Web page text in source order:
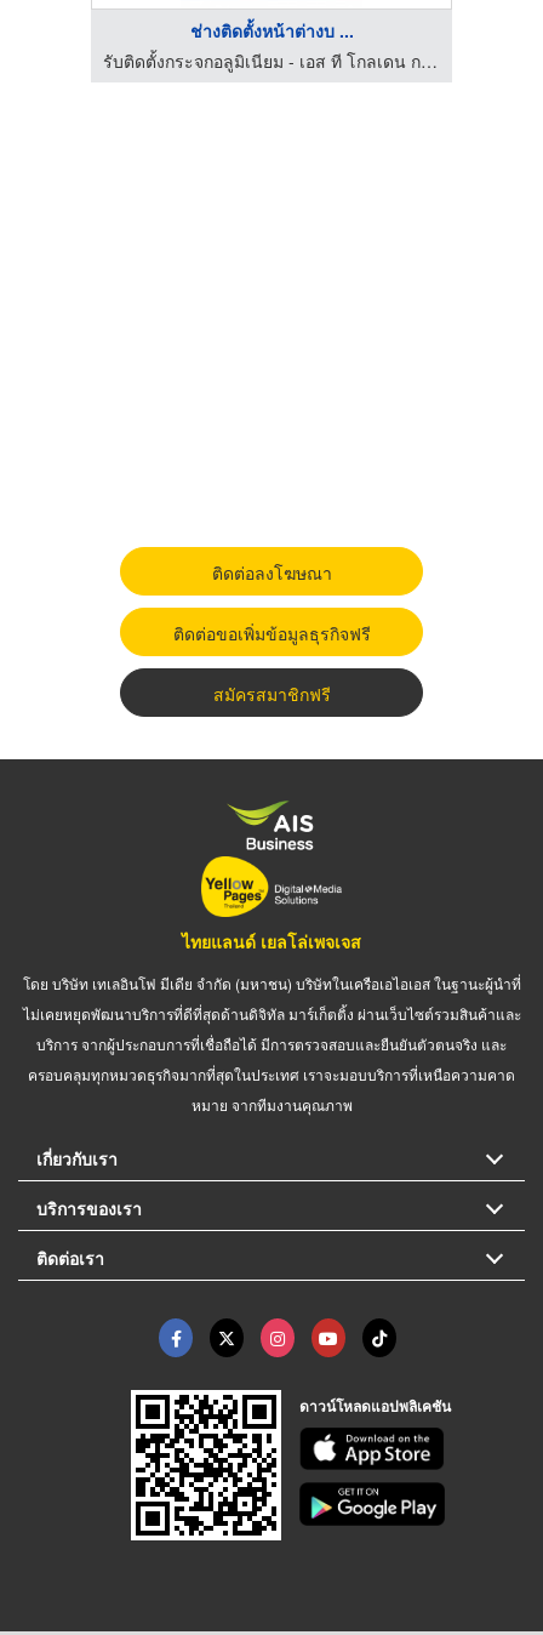
ช่างติดตั้งหน้าต่างบ ...
รับติดตั้งกระจกอลูมิเนียม - เอส ที โกลเดน กลาส
ติดต่อลงโฆษณา
ติดต่อขอเพิ่มข้อมูลธุรกิจฟรี
สมัครสมาชิกฟรี
ไทยแลนด์ เยลโล่เพจเจส
โดย บริษัท เทเลอินโฟ มีเดีย จำกัด (มหาชน) บริษัทในเครือเอไอเอส ในฐานะผู้นำที่
ไม่เคยหยุดพัฒนาบริการที่ดีที่สุดด้านดิจิทัล มาร์เก็ตติ้ง ผ่านเว็บไซต์รวมสินค้าและ
บริการ จากผู้ประกอบการที่เชื่อถือได้ มีการตรวจสอบและยืนยันตัวตนจริง และ
ครอบคลุมทุกหมวดธุรกิจมากที่สุดในประเทศ เราจะมอบบริการที่เหนือความคาด
หมาย จากทีมงานคุณภาพ
เกี่ยวกับเรา
บริการของเรา
ติดต่อเรา
ดาวน์โหลดแอปพลิเคชัน